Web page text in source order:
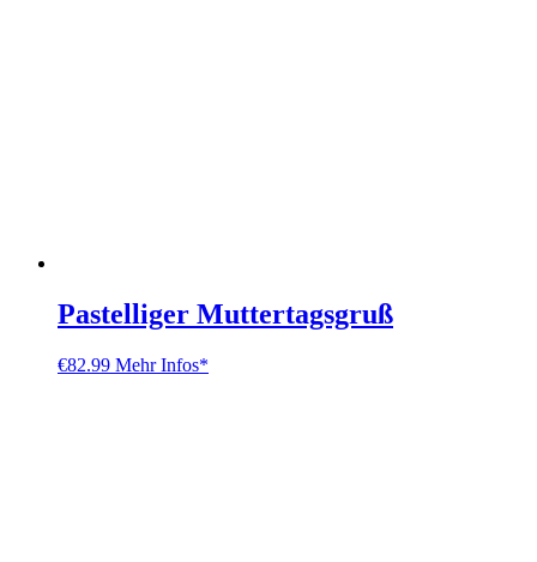
Pastelliger Muttertagsgruß
€82.99 Mehr Infos*